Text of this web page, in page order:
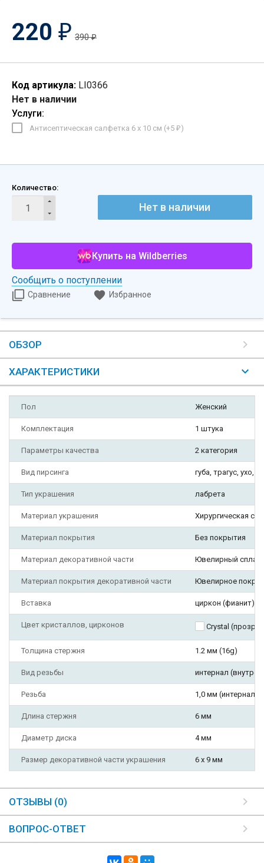
220 ₽ 390₽
Код артикула: LI0366
Нет в наличии
Услуги:
Антисептическая салфетка 6 х 10 см (+5 ₽ )
Количество:
Нет в наличии
Купить на Wildberries
Сообщить о поступлении
Сравнение Избранное
ОБЗОР
ХАРАКТЕРИСТИКИ
Пол Женский
Комплектация 1 штука
Параметры качества 2 категория
Вид пирсинга губа, трагус, ухо,
Тип украшения лабрета
Материал украшения Хирургическая
Материал покрытия Без покрытия
Материал декоративной части Ювелирный сплав
Материал покрытия декоративной части Ювелирное
Вставка циркон (фианит)
Цвет кристаллов, цирконов Crystal
Толщина стержня 1.2 мм (16g)
Вид резьбы интернал
Резьба 1,0 мм (интернал,
Длина стержня 6 мм
Диаметр диска 4 мм
Размер декоративной части украшения 6 х 9 мм
ОТЗЫВЫ (0)
ВОПРОС-ОТВЕТ